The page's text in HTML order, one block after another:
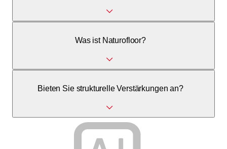
Abdichtungen für Schwimmbäder durch.
Was ist Naturofloor?
Belagssystem aus der Schweiz, das aus Quarzsand und
Bieten Sie strukturelle Verstärkungen an?
Ja, wir führen statische Verstärkungen mit
Kohlefaserlamellen und Geweben durch.